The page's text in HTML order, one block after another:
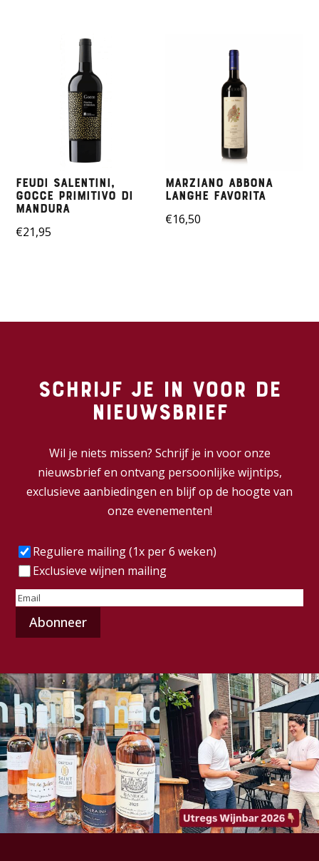
Feudi Salentini,
Gocce Primitivo di
Mandura
€21,95
Marziano Abbona
Langhe Favorita
€16,50
Schrijf je in voor de
nieuwsbrief
Wil je niets missen? Schrijf je in voor onze
nieuwsbrief en ontvang persoonlijke wijntips,
exclusieve aanbiedingen en blijf op de hoogte van
onze evenementen!
Frequentie(Vereist)
Reguliere mailing (1x per 6 weken)
Exclusieve wijnen mailing
E-
mailadres